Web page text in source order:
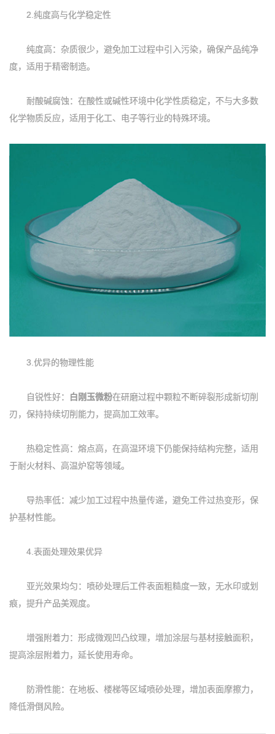
2.纯度高与化学稳定性
纯度高：杂质很少，避免加工过程中引入污染，确保产品纯净
度，适用于精密制造。
耐酸碱腐蚀：在酸性或碱性环境中化学性质稳定，不与大多数
化学物质反应，适用于化工、电子等行业的特殊环境。
3.优异的物理性能
自锐性好： 白刚玉微粉在研磨过程中颗粒不断碎裂形成新切削
刃，保持持续切削能力，提高加工效率。
热稳定性高：熔点高，在高温环境下仍能保持结构完整，适用
于耐火材料、高温炉窑等领域。
导热率低：减少加工过程中热量传递，避免工件过热变形，保
护基材性能。
4.表面处理效果优异
亚光效果均匀：喷砂处理后工件表面粗糙度一致，无水印或划
痕，提升产品美观度。
增强附着力：形成微观凹凸纹理，增加涂层与基材接触面积，
提高涂层附着力，延长使用寿命。
防滑性能：在地板、楼梯等区域喷砂处理，增加表面摩擦力，
降低滑倒风险。